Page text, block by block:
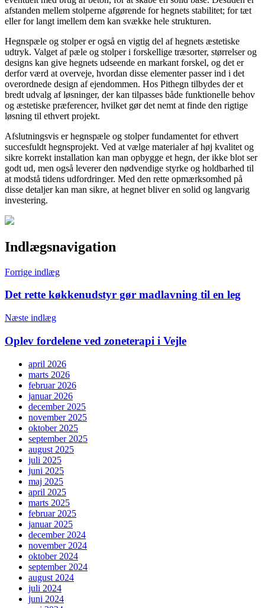
afstanden mellem stolperne afgørende for hegnets stabilitet; for tæt
eller for langt imellem dem kan svække hele strukturen.
Hegnspæle og stolper er også en vigtig del af hegnets æstetiske
udtryk. Valget af pæle og stolper i forskellige træsorter, størrelser og
designs kan give hegnets udseende en markant forskel, og det er
derfor værd at overveje, hvordan disse elementer passer ind i det
overordnede design af ejendommen. Hos Pithegn tilbydes der et
bredt udvalg af løsninger, der kan tilpasses både funktionelle behov
og æstetiske præferencer, hvilket gør det nemt at finde den rigtige
løsning til ethvert projekt.
Afslutningsvis er hegnspæle og stolper fundamentet for ethvert
succesfuldt hegnsprojekt. Ved at vælge materialer af høj kvalitet og
sikre korrekt installation kan man opbygge et hegn, der ikke blot ser
godt ud, men også leverer den nødvendige styrke og holdbarhed til
at modstå tidens udfordringer. Med den rette opmærksomhed på
disse detaljer kan man sikre, at hegnet bliver en solid og langvarig
investering.
Indlægsnavigation
Forrige indlæg
Det rette køkkenudstyr gør madlavning til en leg
Næste indlæg
Oplev fordelene ved zoneterapi i Vejle
april 2026
marts 2026
februar 2026
januar 2026
december 2025
november 2025
oktober 2025
september 2025
august 2025
juli 2025
juni 2025
maj 2025
april 2025
marts 2025
februar 2025
januar 2025
december 2024
november 2024
oktober 2024
september 2024
august 2024
juli 2024
juni 2024